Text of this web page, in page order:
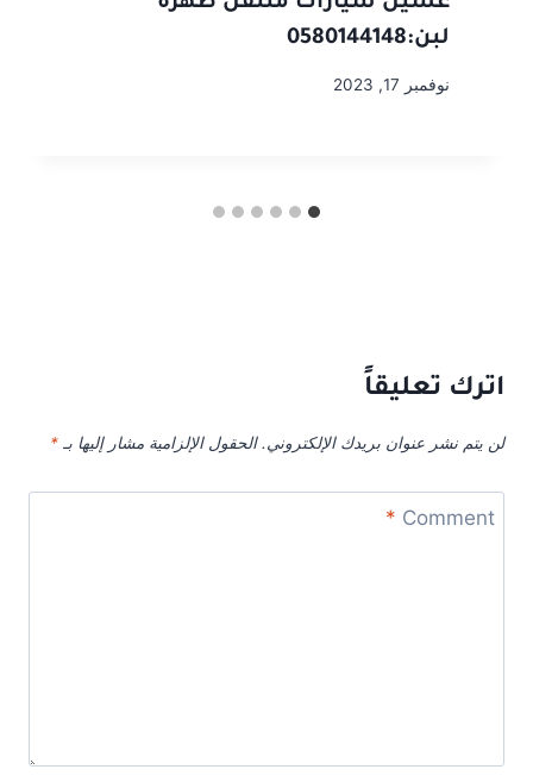
لبن:0580144148
نوفمبر 17, 2023
اترك تعليقاً
لن يتم نشر عنوان بريدك الإلكتروني. الحقول الإلزامية مشار إليها بـ *
Comment
*